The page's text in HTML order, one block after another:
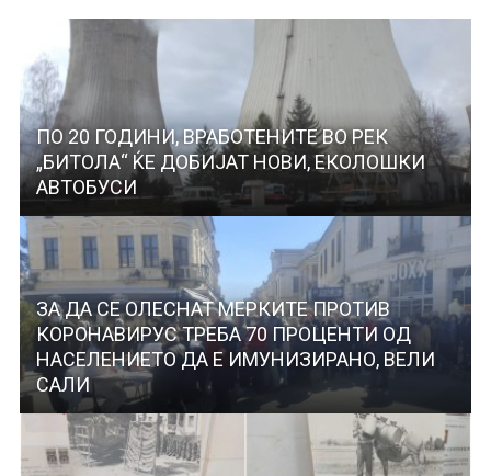
ПО 20 ГОДИНИ, ВРАБОТЕНИТЕ ВО РЕК
„БИТОЛА“ ЌЕ ДОБИЈАТ НОВИ, ЕКОЛОШКИ
АВТОБУСИ
ЗА ДА СЕ ОЛЕСНАТ МЕРКИТЕ ПРОТИВ
КОРОНАВИРУС ТРЕБА 70 ПРОЦЕНТИ ОД
НАСЕЛЕНИЕТО ДА Е ИМУНИЗИРАНО, ВЕЛИ
САЛИ